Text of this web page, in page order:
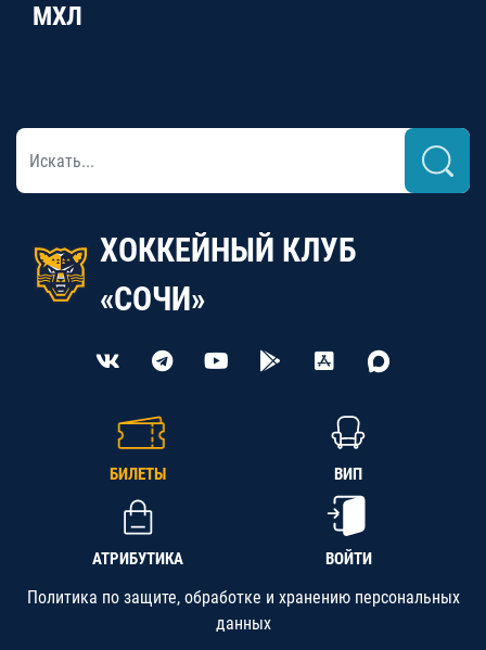
МХЛ
ХОККЕЙНЫЙ КЛУБ
«СОЧИ»
БИЛЕТЫ ВИП
АТРИБУТИКА ВОЙТИ
Политика по защите, обработке и хранению персональных
данных